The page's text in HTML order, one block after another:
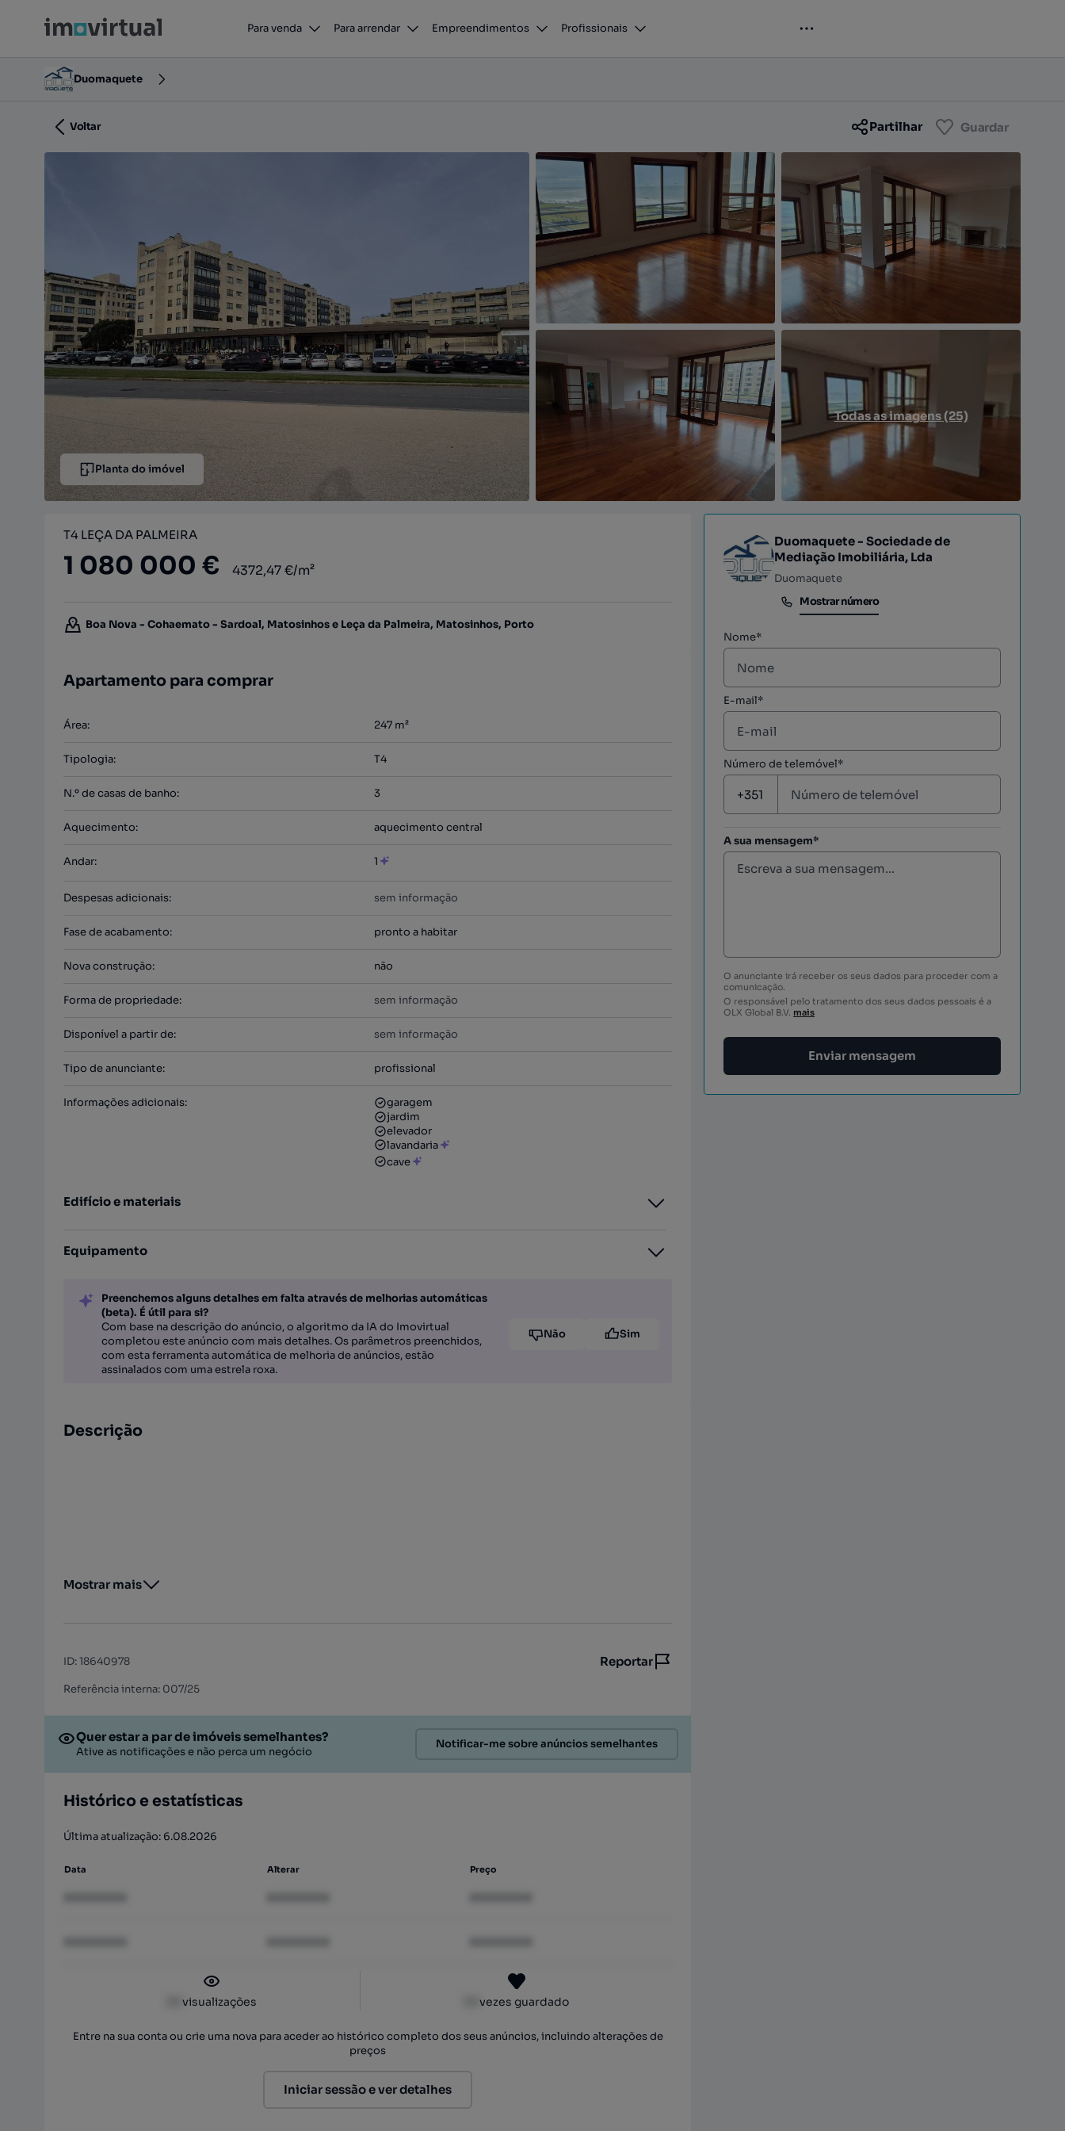
Para venda Para arrendar Empreendimentos Profissionais
T4 LEÇA DA PALMEIRA
Boa Nova - Cohaemato - Sardoal, Matosinhos e Leça da Palmeira, Matosinhos, Porto
Duomaquete
Voltar Partilhar Guardar
Todas as imagens (25)
Planta do imóvel
T4 LEÇA DA PALMEIRA
1 080 000 € 4372,47 €/m²
Boa Nova - Cohaemato - Sardoal, Matosinhos e Leça da Palmeira, Matosinhos, Porto
Apartamento para comprar
Área: 247 m²
Tipologia: T4
N.º de casas de banho: 3
Aquecimento: aquecimento central
Andar: 1
Despesas adicionais: sem informação
Fase de acabamento: pronto a habitar
Nova construção: não
Forma de propriedade: sem informação
Disponível a partir de: sem informação
Tipo de anunciante: profissional
Informações adicionais:
garagem
jardim
elevador
lavandaria
cave
Edifício e materiais
Equipamento
Preenchemos alguns detalhes em falta através de melhorias automáticas
(beta). É útil para si?
Com base na descrição do anúncio, o algoritmo da IA do Imovirtual
completou este anúncio com mais detalhes. Os parâmetros preenchidos,
com esta ferramenta automática de melhoria de anúncios, estão
assinalados com uma estrela roxa.
Não Sim
Descrição
Mostrar mais
ID:18640978 Reportar
Referência interna: 007/25
Quer estar a par de imóveis semelhantes?
Ative as notificações e não perca um negócio
Notificar-me sobre anúncios semelhantes
Histórico e estatísticas
Última atualização: 6.08.2026
Data Alterar Preço
visualizações vezes guardado
Entre na sua conta ou crie uma nova para aceder ao histórico completo dos seus anúncios, incluindo alterações de
preços
Iniciar sessão e ver detalhes
Duomaquete - Sociedade de
Mediação Imobiliária, Lda
Duomaquete
Mostrar número
Mostrar número
Nome*
E-mail*
Número de telemóvel*
A sua mensagem*
O anunciante irá receber os seus dados para proceder com a
comunicação.
O responsável pelo tratamento dos seus dados pessoais é a
OLX Global B.V. mais
Enviar mensagem